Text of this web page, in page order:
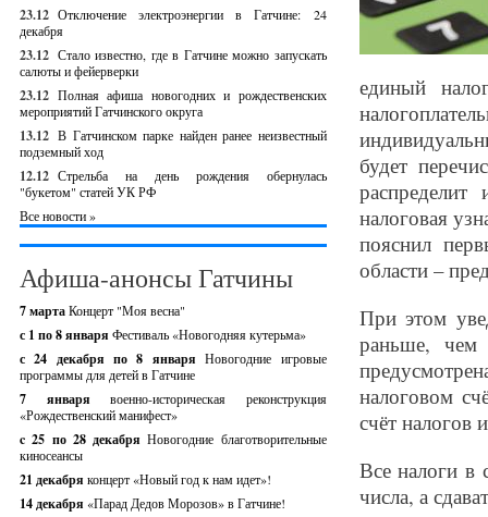
23.12 Отключение электроэнергии в Гатчине: 24
декабря
23.12 Стало известно, где в Гатчине можно запускать
салюты и фейерверки
23.12 Полная афиша новогодних и рождественских
мероприятий Гатчинского округа
13.12 В Гатчинском парке найден ранее неизвестный
подземный ход
12.12 Стрельба на день рождения обернулась
"букетом" статей УК РФ
Все новости »
Афиша-анонсы Гатчины
7 мартаКонцерт "Моя весна"
с 1 по 8 января Фестиваль «Новогодняя кутерьма»
с 24 декабря по 8 январяНовогодние игровые
программы для детей в Гатчине
7 январявоенно-историческая реконструкция
«Рождественский манифест»
c 25 по 28 декабряНовогодние благотворительные
киносеансы
21 декабря концерт «Новый год к нам идет»!
14 декабря «Парад Дедов Морозов» в Гатчине!
единый
будет
налоговая
пояснил
области –
При этом
раньше, чем
налоговом
счёт налогов
Все налоги в
числа, а